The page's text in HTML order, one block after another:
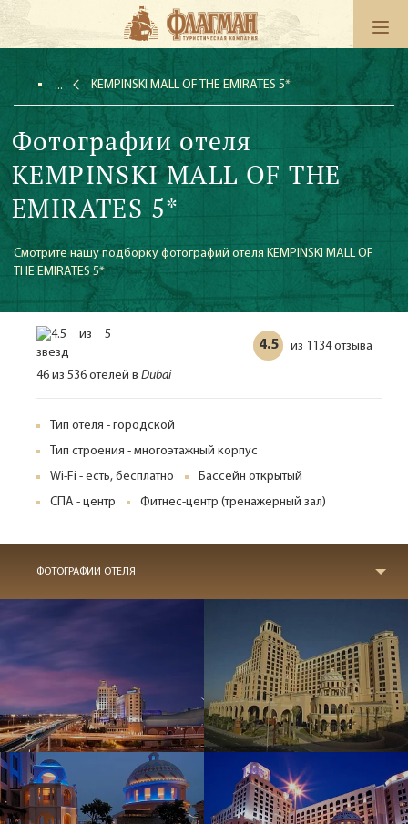
KEMPINSKI MALL OF THE EMIRATES 5*
Фотографии отеля
KEMPINSKI MALL OF THE
EMIRATES 5*
Смотрите нашу подборку фотографий отеля KEMPINSKI MALL OF
THE EMIRATES 5*
4.5 из 1134 отзыва
46 из 536 отелей в Dubai
Тип отеля - городской
Тип строения - многоэтажный корпус
Wi-Fi - есть, бесплатно
Бассейн открытый
СПА - центр
Фитнес-центр (тренажерный зал)
ФОТОГРАФИИ ОТЕЛЯ